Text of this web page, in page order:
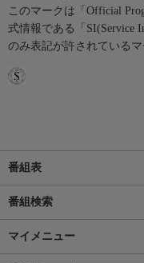
このマークは「Official
式情報である「SI(Service
のみ表記が許されているマ
番組表
番組検索
マイメニュー